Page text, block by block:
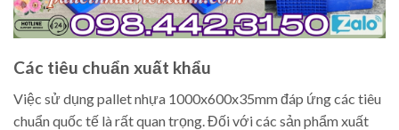
Các tiêu chuẩn xuất khẩu
Việc sử dụng pallet nhựa 1000x600x35mm đáp ứng các tiêu
chuẩn quốc tế là rất quan trọng. Đối với các sản phẩm xuất